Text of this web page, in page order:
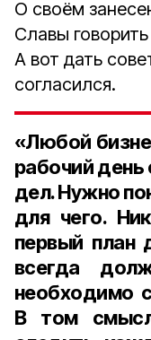
О своём
Славы
А вот дать
согласился.
«Любой
рабочий
дел. Нужно
для чего.
первый план
всегда
необходимо
В том